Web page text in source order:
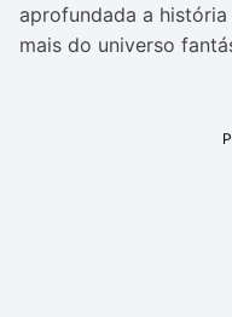
aprofundada a
mais do universo